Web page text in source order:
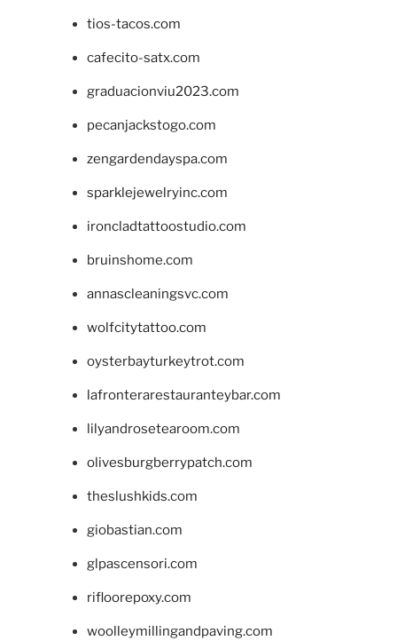
tios-tacos.com
cafecito-satx.com
graduacionviu2023.com
pecanjackstogo.com
zengardendayspa.com
sparklejewelryinc.com
ironcladtattoostudio.com
bruinshome.com
annascleaningsvc.com
wolfcitytattoo.com
oysterbayturkeytrot.com
lafronterarestauranteybar.com
lilyandrosetearoom.com
olivesburgberrypatch.com
theslushkids.com
giobastian.com
glpascensori.com
rifloorepoxy.com
woolleymillingandpaving.com